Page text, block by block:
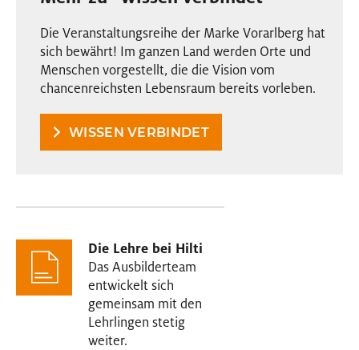
Die Veranstaltungsreihe der Marke Vorarlberg hat
sich bewährt! Im ganzen Land werden Orte und
Menschen vorgestellt, die die Vision vom
chancenreichsten Lebensraum bereits vorleben.
WISSEN VERBINDET
Die Lehre bei Hilti
Das Ausbilderteam
entwickelt sich
gemeinsam mit den
Lehrlingen stetig
weiter.